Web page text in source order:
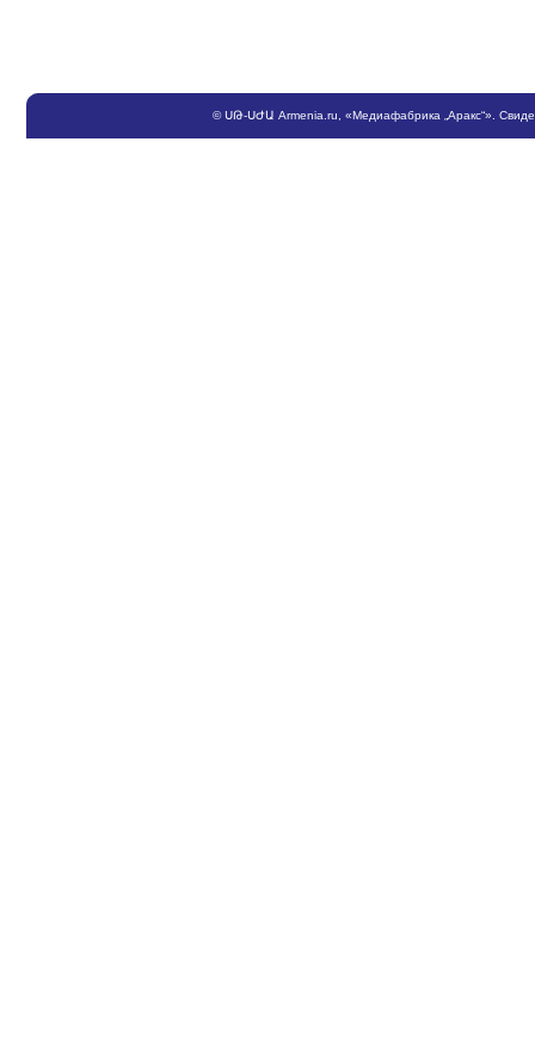
©ՍԹ-ՍԺԱ Armenia.ru , «Медиафабрика „Аракс“».